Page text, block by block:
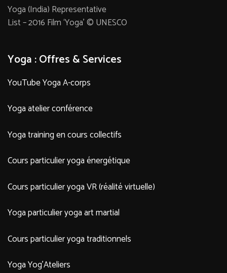
Yoga (India) Representative
List – 2016 Film ‘Yoga’ © UNESCO
Yoga : Offres & Services
YouTube Yoga A-corps
Yoga atelier conférence
Yoga training en cours collectifs
Cours particulier yoga énergétique
Cours particulier yoga VR (réalité virtuelle)
Yoga particulier yoga art martial
Cours particulier yoga traditionnels
Yoga Yog’Ateliers